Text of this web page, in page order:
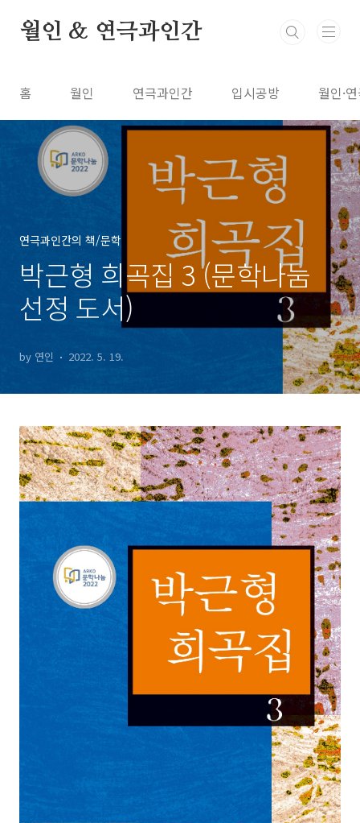
월인 & 연극과인간
홈 월인 연극과인간 입시공방 월인·
연극과인간의 책/문학
박근형 희곡집 3 (문학나눔
선정 도서)
by 연인 2022. 5. 19.